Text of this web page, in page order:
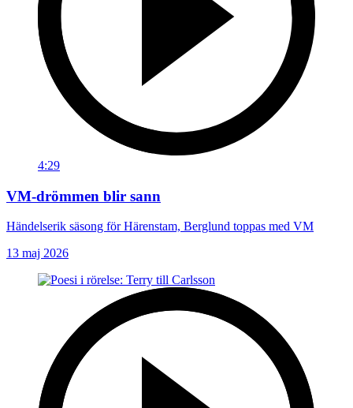
4:29
VM-drömmen blir sann
Händelserik säsong för Härenstam, Berglund toppas med VM
13 maj 2026